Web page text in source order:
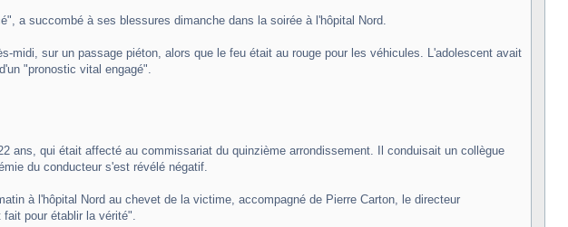
a succombé à ses blessures dimanche dans la soirée à l'hôpital Nord.
midi, sur un passage piéton, alors que le feu était au rouge pour les véhicules. L'adolescent avait
"pronostic vital engagé".
ans, qui était affecté au commissariat du quinzième arrondissement. Il conduisait un collègue
du conducteur s'est révélé négatif.
à l'hôpital Nord au chevet de la victime, accompagné de Pierre Carton, le directeur
pour établir la vérité".